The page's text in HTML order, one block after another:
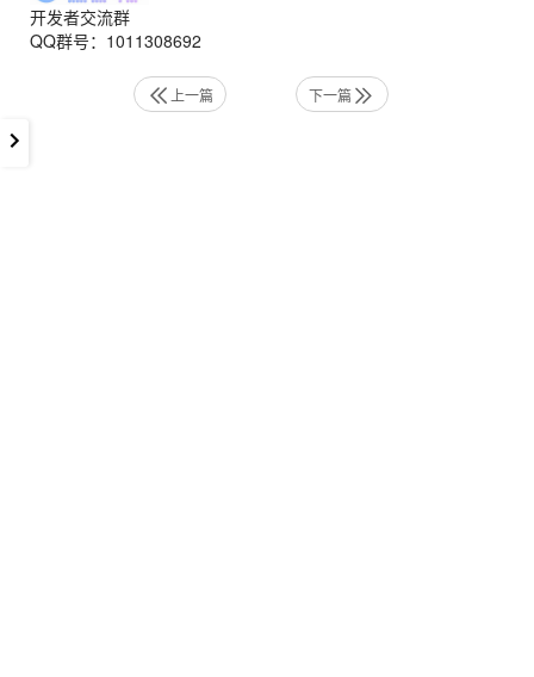
开发者交流群
QQ群号：1011308692
上一篇 下一篇